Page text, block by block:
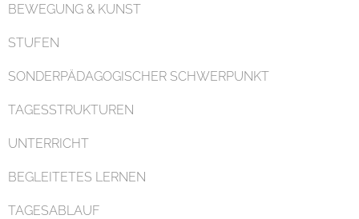
BEWEGUNG & KUNST
STUFEN
SONDERPÄDAGOGISCHER SCHWERPUNKT
TAGESSTRUKTUREN
UNTERRICHT
BEGLEITETES LERNEN
TAGESABLAUF